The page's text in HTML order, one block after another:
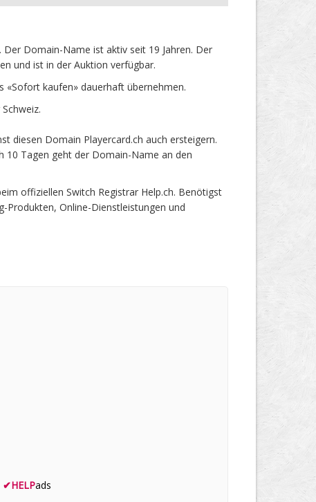
Domain-Name ist aktiv seit 19 Jahren. Der
und ist in der Auktion verfügbar.
«Sofort kaufen» dauerhaft übernehmen.
diesen Domain Playercard.ch auch ersteigern.
10 Tagen geht der Domain-Name an den
offiziellen Switch Registrar Help.ch. Benötigst
Produkten, Online-Dienstleistungen und
✔HELPads